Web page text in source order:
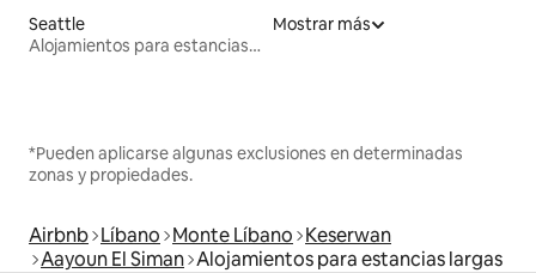
Seattle
Alojamientos para estancias largas
Mostrar más
*Pueden aplicarse algunas exclusiones en determinadas
zonas y propiedades.
Airbnb Líbano Monte Líbano Keserwan
Aayoun El Siman Alojamientos para estancias largas